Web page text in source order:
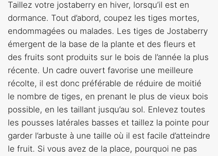
Taillez votre jostaberry en hiver, lorsqu’il est en
dormance. Tout d’abord, coupez les tiges mortes,
endommagées ou malades. Les tiges de Jostaberry
émergent de la base de la plante et des fleurs et
des fruits sont produits sur le bois de l’année la plus
récente. Un cadre ouvert favorise une meilleure
récolte, il est donc préférable de réduire de moitié
le nombre de tiges, en prenant le plus de vieux bois
possible, en les taillant jusqu’au sol. Enlevez toutes
les pousses latérales basses et taillez la pointe pour
garder l’arbuste à une taille où il est facile d’atteindre
le fruit. Si vous avez de la place, pourquoi ne pas